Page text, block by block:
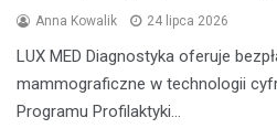
Anna Kowalik 24 lipca 2026
LUX MED Diagnostyka oferuje
mammograficzne w technologii
Programu Profilaktyki…